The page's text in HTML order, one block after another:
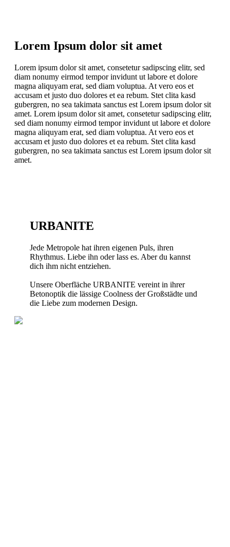
Lorem Ipsum dolor sit amet
Lorem ipsum dolor sit amet, consetetur sadipscing elitr, sed
diam nonumy eirmod tempor invidunt ut labore et dolore
magna aliquyam erat, sed diam voluptua. At vero eos et
accusam et justo duo dolores et ea rebum. Stet clita kasd
gubergren, no sea takimata sanctus est Lorem ipsum dolor sit
amet. Lorem ipsum dolor sit amet, consetetur sadipscing elitr,
sed diam nonumy eirmod tempor invidunt ut labore et dolore
magna aliquyam erat, sed diam voluptua. At vero eos et
accusam et justo duo dolores et ea rebum. Stet clita kasd
gubergren, no sea takimata sanctus est Lorem ipsum dolor sit
amet.
URBANITE
Jede Metropole hat ihren eigenen Puls, ihren
Rhythmus. Liebe ihn oder lass es. Aber du kannst
dich ihm nicht entziehen.
Unsere Oberfläche URBANITE vereint in ihrer
Betonoptik die lässige Coolness der Großstädte und
die Liebe zum modernen Design.